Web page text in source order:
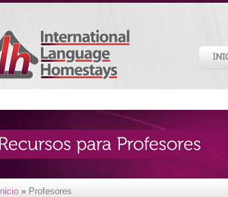
Inicio » Profesores